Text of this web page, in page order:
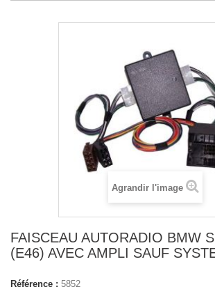
Agrandir l'image
FAISCEAU AUTORADIO BMW
(E46) AVEC AMPLI SAUF
Référence : 5852